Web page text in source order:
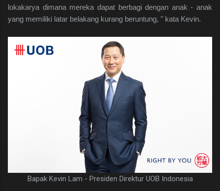
lokakarya dimana mereka dapat berbagi dengan anak - anak
yang memiliki latar belakang kurang beruntung, " kata Kevin.
Bapak Kevin Lam - Presiden Direktur UOB Indonesia